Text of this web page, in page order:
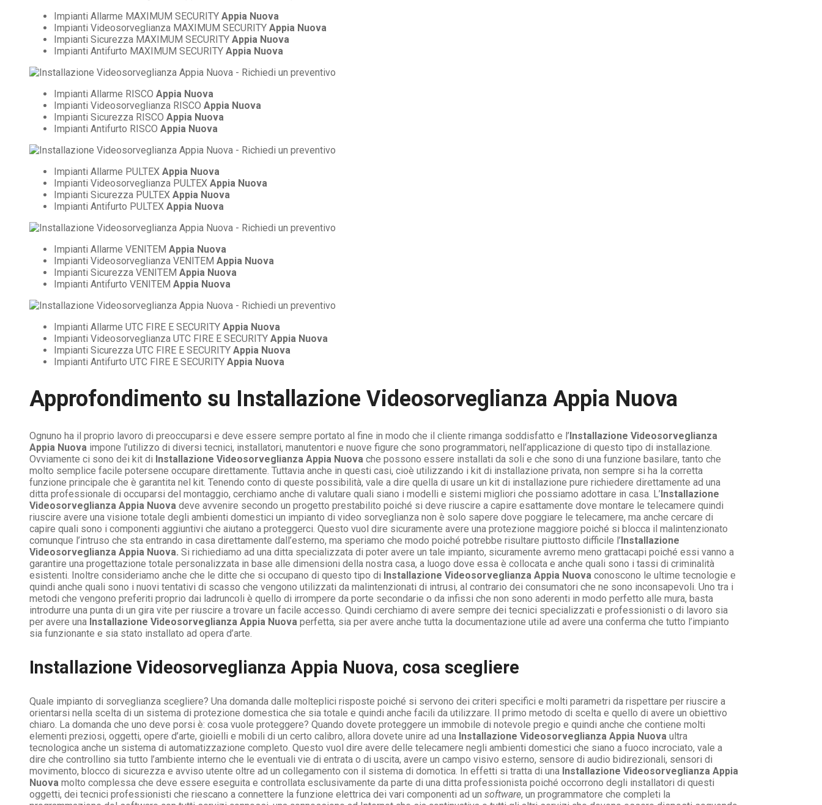
Impianti Allarme MAXIMUM SECURITY Appia Nuova
Impianti Videosorveglianza MAXIMUM SECURITY Appia Nuova
Impianti Sicurezza MAXIMUM SECURITY Appia Nuova
Impianti Antifurto MAXIMUM SECURITY Appia Nuova
Impianti Allarme RISCO Appia Nuova
Impianti Videosorveglianza RISCO Appia Nuova
Impianti Sicurezza RISCO Appia Nuova
Impianti Antifurto RISCO Appia Nuova
Impianti Allarme PULTEX Appia Nuova
Impianti Videosorveglianza PULTEX Appia Nuova
Impianti Sicurezza PULTEX Appia Nuova
Impianti Antifurto PULTEX Appia Nuova
Impianti Allarme VENITEM Appia Nuova
Impianti Videosorveglianza VENITEM Appia Nuova
Impianti Sicurezza VENITEM Appia Nuova
Impianti Antifurto VENITEM Appia Nuova
Impianti Allarme UTC FIRE E SECURITY Appia Nuova
Impianti Videosorveglianza UTC FIRE E SECURITY Appia Nuova
Impianti Sicurezza UTC FIRE E SECURITY Appia Nuova
Impianti Antifurto UTC FIRE E SECURITY Appia Nuova
Approfondimento su Installazione Videosorveglianza Appia Nuova
Ognuno ha il proprio lavoro di preoccuparsi e deve essere sempre portato al fine in modo che il cliente rimanga soddisfatto e l’Installazione Videosorveglianza
Appia Nuova impone l’utilizzo di diversi tecnici, installatori, manutentori e nuove figure che sono programmatori, nell’applicazione di questo tipo di installazione.
Ovviamente ci sono dei kit di Installazione Videosorveglianza Appia Nuova che possono essere installati da soli e che sono di una funzione basilare, tanto che
molto semplice facile potersene occupare direttamente. Tuttavia anche in questi casi, cioè utilizzando i kit di installazione privata, non sempre si ha la corretta
funzione principale che è garantita nel kit. Tenendo conto di queste possibilità, vale a dire quella di usare un kit di installazione pure richiedere direttamente ad una
ditta professionale di occuparsi del montaggio, cerchiamo anche di valutare quali siano i modelli e sistemi migliori che possiamo adottare in casa. L’Installazione
Videosorveglianza Appia Nuova deve avvenire secondo un progetto prestabilito poiché si deve riuscire a capire esattamente dove montare le telecamere quindi
riuscire avere una visione totale degli ambienti domestici un impianto di video sorveglianza non è solo sapere dove poggiare le telecamere, ma anche cercare di
capire quali sono i componenti aggiuntivi che aiutano a proteggerci. Questo vuol dire sicuramente avere una protezione maggiore poiché si blocca il malintenzionato
comunque l’intruso che sta entrando in casa direttamente dall’esterno, ma speriamo che modo poiché potrebbe risultare piuttosto difficile l’Installazione
Videosorveglianza Appia Nuova. Si richiediamo ad una ditta specializzata di poter avere un tale impianto, sicuramente avremo meno grattacapi poiché essi vanno a
garantire una progettazione totale personalizzata in base alle dimensioni della nostra casa, a luogo dove essa è collocata e anche quali sono i tassi di criminalità
esistenti. Inoltre consideriamo anche che le ditte che si occupano di questo tipo di Installazione Videosorveglianza Appia Nuova conoscono le ultime tecnologie e
quindi anche quali sono i nuovi tentativi di scasso che vengono utilizzati da malintenzionati di intrusi, al contrario dei consumatori che ne sono inconsapevoli. Uno tra i
metodi che vengono preferiti proprio dai ladruncoli è quello di irrompere da porte secondarie o da infissi che non sono aderenti in modo perfetto alle mura, basta
introdurre una punta di un gira vite per riuscire a trovare un facile accesso. Quindi cerchiamo di avere sempre dei tecnici specializzati e professionisti o di lavoro sia
per avere una Installazione Videosorveglianza Appia Nuova perfetta, sia per avere anche tutta la documentazione utile ad avere una conferma che tutto l’impianto
sia funzionante e sia stato installato ad opera d’arte.
Installazione Videosorveglianza Appia Nuova, cosa scegliere
Quale impianto di sorveglianza scegliere? Una domanda dalle molteplici risposte poiché si servono dei criteri specifici e molti parametri da rispettare per riuscire a
orientarsi nella scelta di un sistema di protezione domestica che sia totale e quindi anche facili da utilizzare. Il primo metodo di scelta e quello di avere un obiettivo
chiaro. La domanda che uno deve porsi è: cosa vuole proteggere? Quando dovete proteggere un immobile di notevole pregio e quindi anche che contiene molti
elementi preziosi, oggetti, opere d’arte, gioielli e mobili di un certo calibro, allora dovete unire ad una Installazione Videosorveglianza Appia Nuova ultra
tecnologica anche un sistema di automatizzazione completo. Questo vuol dire avere delle telecamere negli ambienti domestici che siano a fuoco incrociato, vale a
dire che controllino sia tutto l’ambiente interno che le eventuali vie di entrata o di uscita, avere un campo visivo esterno, sensore di audio bidirezionali, sensori di
movimento, blocco di sicurezza e avviso utente oltre ad un collegamento con il sistema di domotica. In effetti si tratta di una Installazione Videosorveglianza Appia
Nuova molto complessa che deve essere eseguita e controllata esclusivamente da parte di una ditta professionista poiché occorrono degli installatori di questi
oggetti, dei tecnici professionisti che riescano a connettere la funzione elettrica dei vari componenti ad un software, un programmatore che completi la